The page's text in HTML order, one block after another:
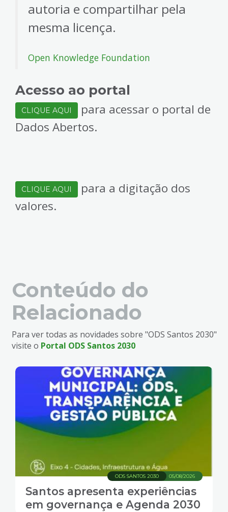
autoria e compartilhar pela
mesma licença.
Open Knowledge Foundation
Acesso ao portal
CLIQUE AQUI
para acessar o portal de
Dados Abertos.
CLIQUE AQUI
para a digitação dos
valores.
Conteúdo do
Relacionado
Para ver todas as novidades sobre "ODS Santos 2030"
visite o Portal ODS Santos 2030
05/08/2026
ODS SANTOS 2030
Santos apresenta experiências
em governança e Agenda 2030